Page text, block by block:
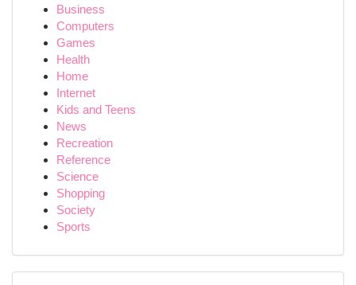
Business
Computers
Games
Health
Home
Internet
Kids and Teens
News
Recreation
Reference
Science
Shopping
Society
Sports